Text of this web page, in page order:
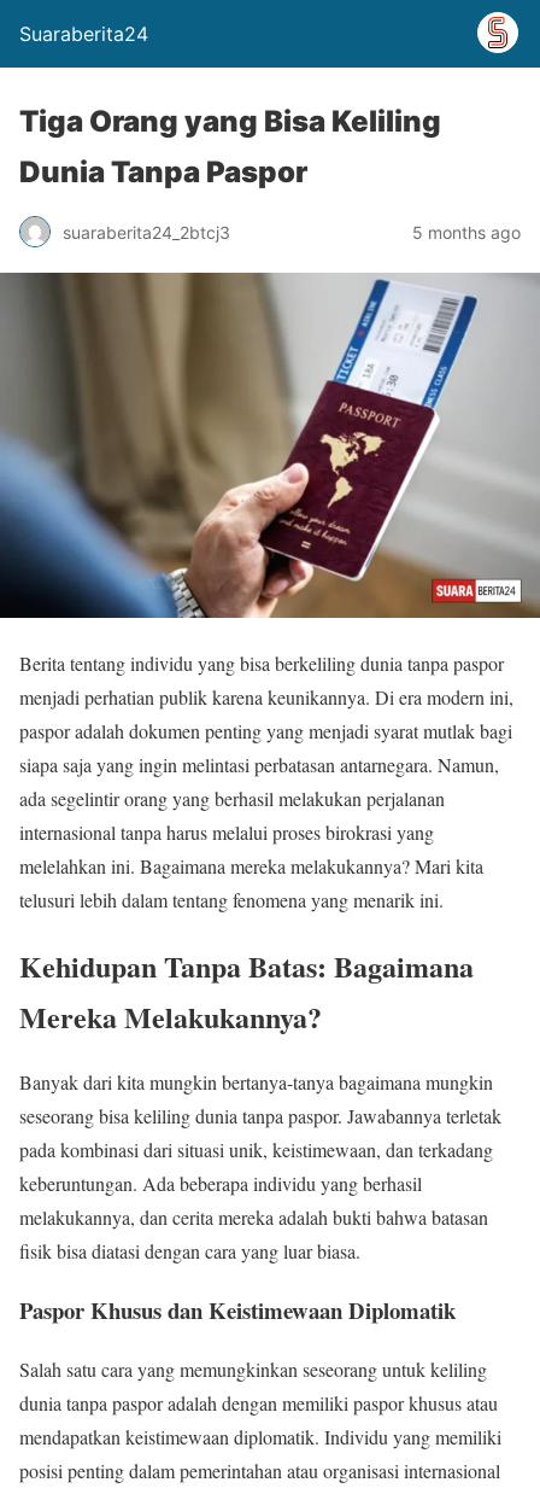
Suaraberita24
Tiga Orang yang Bisa Keliling
Dunia Tanpa Paspor
suaraberita24_2btcj3 5 months ago
Berita tentang individu yang bisa berkeliling dunia tanpa paspor
menjadi perhatian publik karena keunikannya. Di era modern ini,
paspor adalah dokumen penting yang menjadi syarat mutlak bagi
siapa saja yang ingin melintasi perbatasan antarnegara. Namun,
ada segelintir orang yang berhasil melakukan perjalanan
internasional tanpa harus melalui proses birokrasi yang
melelahkan ini. Bagaimana mereka melakukannya? Mari kita
telusuri lebih dalam tentang fenomena yang menarik ini.
Kehidupan Tanpa Batas: Bagaimana
Mereka Melakukannya?
Banyak dari kita mungkin bertanya-tanya bagaimana mungkin
seseorang bisa keliling dunia tanpa paspor. Jawabannya terletak
pada kombinasi dari situasi unik, keistimewaan, dan terkadang
keberuntungan. Ada beberapa individu yang berhasil
melakukannya, dan cerita mereka adalah bukti bahwa batasan
fisik bisa diatasi dengan cara yang luar biasa.
Paspor Khusus dan Keistimewaan Diplomatik
Salah satu cara yang memungkinkan seseorang untuk keliling
dunia tanpa paspor adalah dengan memiliki paspor khusus atau
mendapatkan keistimewaan diplomatik. Individu yang memiliki
posisi penting dalam pemerintahan atau organisasi internasional